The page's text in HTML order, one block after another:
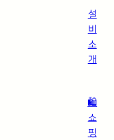
설
비
소
개
🛍️
쇼
핑